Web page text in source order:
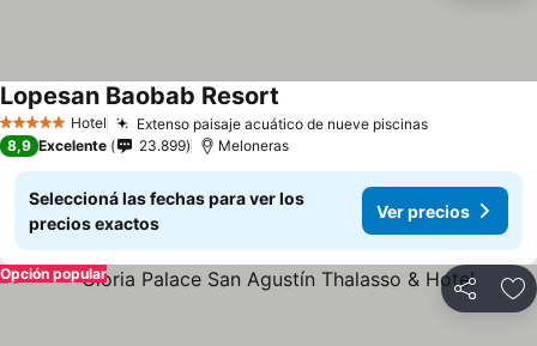
5 Estrellas Hotel Extenso paisaje acuático de nueve piscinasVer precios
Lopesan Baobab Resort
8,9 Excelente 23.899 Meloneras
Seleccioná las fechas para ver los
precios exactos
Ver precios
Compartir
Opción popular